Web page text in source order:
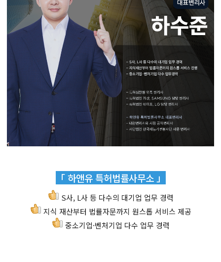
「 하앤유 특허법률사무소 」
S사, L사 등 다수의 대기업 업무 경력
지식 재산부터 법률자문까지 원스톱 서비스 제공
중소기업·벤처기업 다수 업무 경력